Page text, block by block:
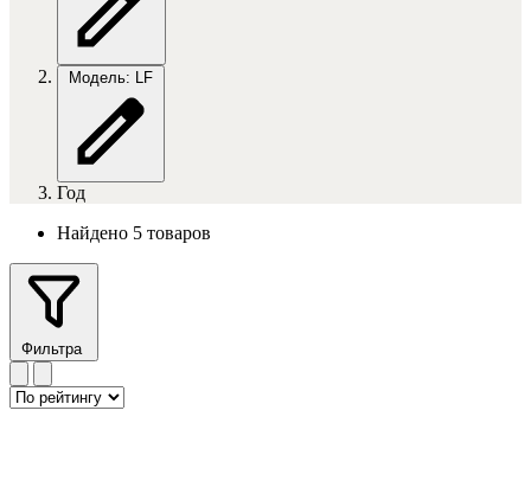
Модель: LF
Год
Найдено 5 товаров
Фильтра